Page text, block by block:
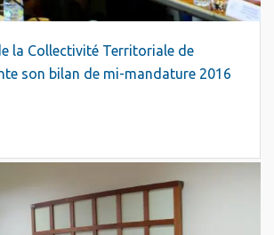
la Collectivité Territoriale de
son bilan de mi-mandature 2016